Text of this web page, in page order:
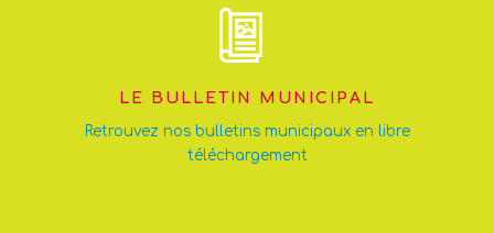
LE BULLETIN MUNICIPAL
Retrouvez nos bulletins municipaux en libre
téléchargement